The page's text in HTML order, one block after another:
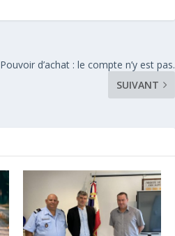
Pouvoir d’achat : le compte n’y est pas.
SUIVANT